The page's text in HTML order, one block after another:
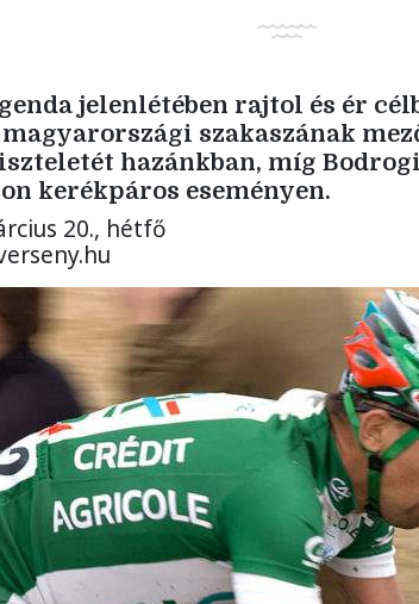
jelenlétében rajtol és ér
szakaszának
hazánkban, míg
kerékpáros eseményen.
20., hétfő